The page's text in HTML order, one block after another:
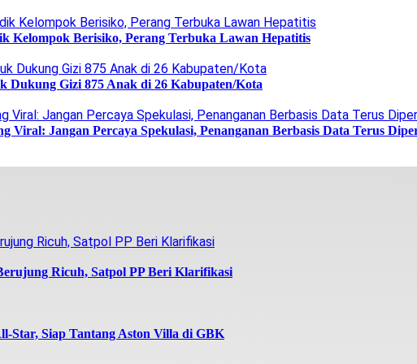
Kelompok Berisiko, Perang Terbuka Lawan Hepatitis
Gizi 875 Anak di 26 Kabupaten/Kota
Jangan Percaya Spekulasi, Penanganan Berbasis Data Terus
Ricuh, Satpol PP Beri Klarifikasi
Star, Siap Tantang Aston Villa di GBK